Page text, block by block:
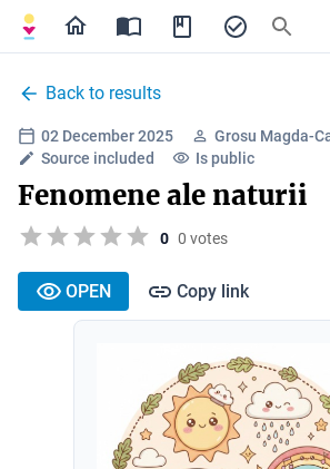
Back to results
02 December 2025
Grosu Magda-
Source included
Is public
Fenomene ale naturii
0 0 votes
OPEN Copy link